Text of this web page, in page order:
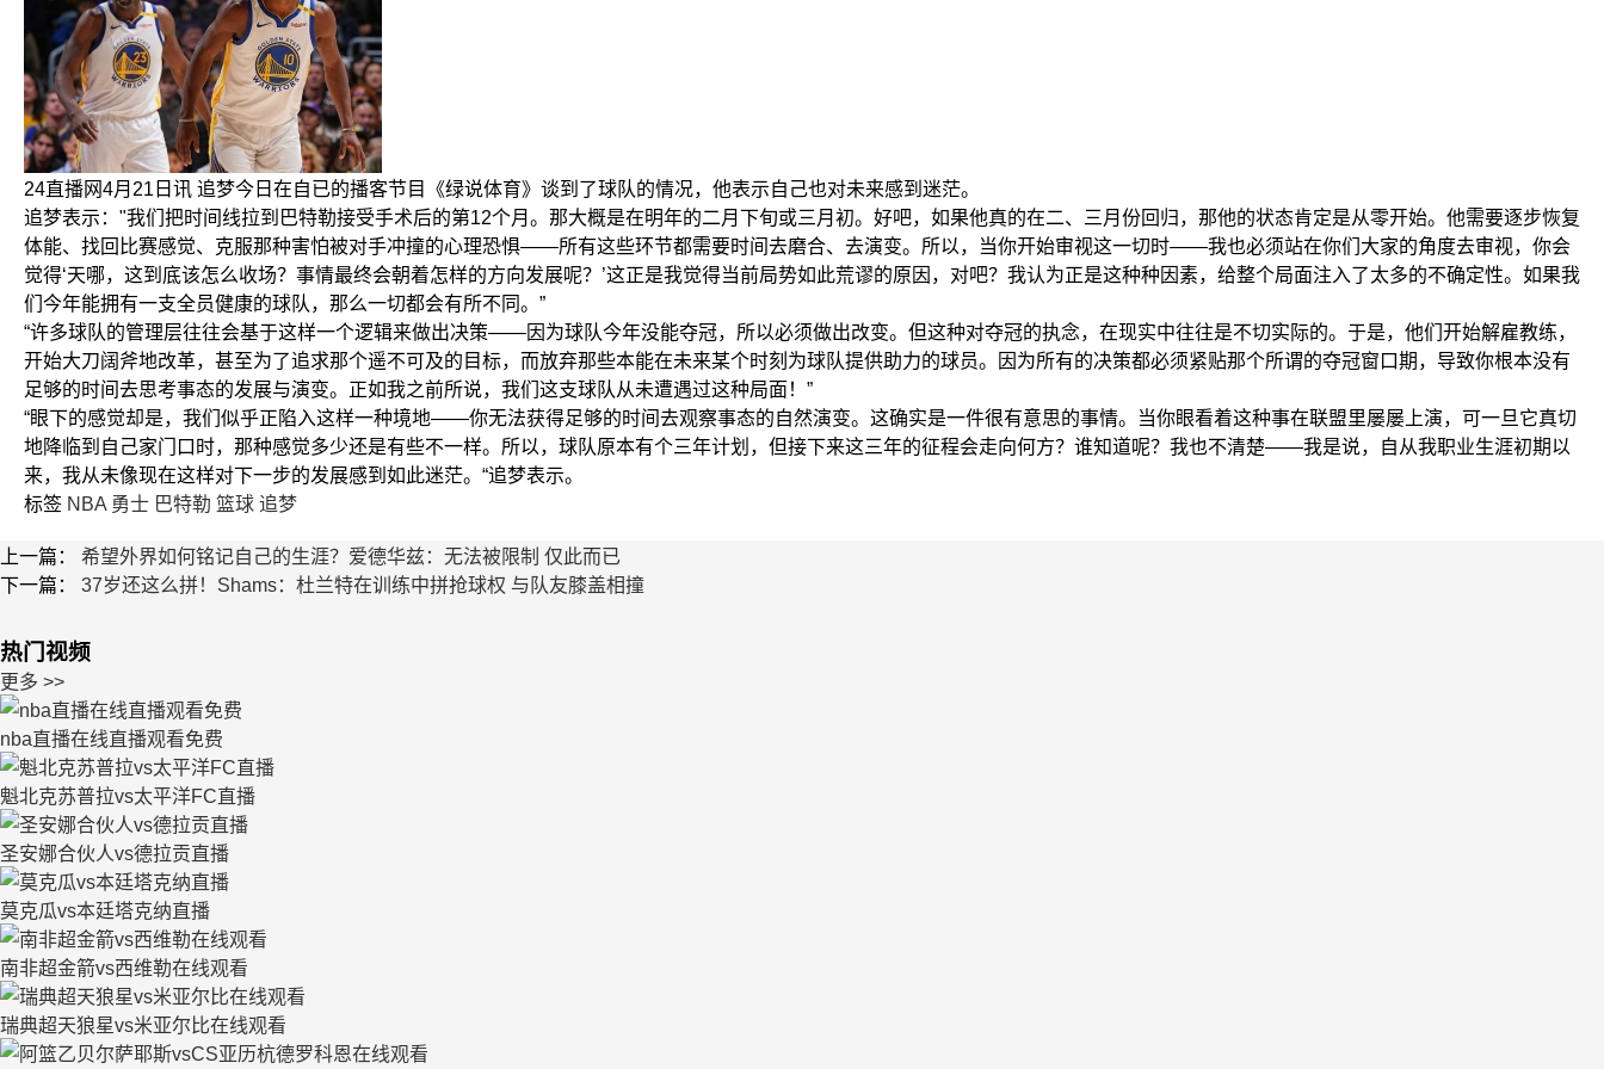
24直播网4月21日讯 追梦今日在自已的播客节目《绿说体育》谈到了球队的情况，他表示自己也对未来感到迷茫。
追梦表示："我们把时间线拉到巴特勒接受手术后的第12个月。那大概是在明年的二月下旬或三月初。好吧，如果他真的在二、三月份回归，那他的状态肯定是从零开始。他需要逐步恢复
体能、找回比赛感觉、克服那种害怕被对手冲撞的心理恐惧——所有这些环节都需要时间去磨合、去演变。所以，当你开始审视这一切时——我也必须站在你们大家的角度去审视，你会
觉得‘天哪，这到底该怎么收场？事情最终会朝着怎样的方向发展呢？’这正是我觉得当前局势如此荒谬的原因，对吧？我认为正是这种种因素，给整个局面注入了太多的不确定性。如果我
们今年能拥有一支全员健康的球队，那么一切都会有所不同。”
“许多球队的管理层往往会基于这样一个逻辑来做出决策——因为球队今年没能夺冠，所以必须做出改变。但这种对夺冠的执念，在现实中往往是不切实际的。于是，他们开始解雇教练，
开始大刀阔斧地改革，甚至为了追求那个遥不可及的目标，而放弃那些本能在未来某个时刻为球队提供助力的球员。因为所有的决策都必须紧贴那个所谓的夺冠窗口期，导致你根本没有
足够的时间去思考事态的发展与演变。正如我之前所说，我们这支球队从未遭遇过这种局面！”
“眼下的感觉却是，我们似乎正陷入这样一种境地——你无法获得足够的时间去观察事态的自然演变。这确实是一件很有意思的事情。当你眼看着这种事在联盟里屡屡上演，可一旦它真切
地降临到自己家门口时，那种感觉多少还是有些不一样。所以，球队原本有个三年计划，但接下来这三年的征程会走向何方？谁知道呢？我也不清楚——我是说，自从我职业生涯初期以
来，我从未像现在这样对下一步的发展感到如此迷茫。“追梦表示。
标签 NBA 勇士 巴特勒 篮球 追梦
上一篇： 希望外界如何铭记自己的生涯？爱德华兹：无法被限制 仅此而已
下一篇： 37岁还这么拼！Shams：杜兰特在训练中拼抢球权 与队友膝盖相撞
热门视频
更多 >>
nba直播在线直播观看免费
魁北克苏普拉vs太平洋FC直播
圣安娜合伙人vs德拉贡直播
莫克瓜vs本廷塔克纳直播
南非超金箭vs西维勒在线观看
瑞典超天狼星vs米亚尔比在线观看